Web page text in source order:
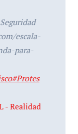
escala-
para-
#Protes
- Realidad